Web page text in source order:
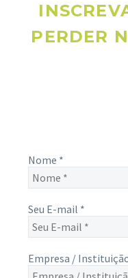
PERDER
Nome *
Seu E-mail *
Empresa /